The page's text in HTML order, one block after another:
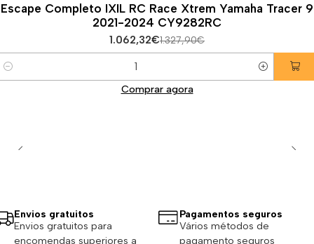
Escape Completo IXIL RC Race Xtrem Yamaha Tracer 9
2021-2024 CY9282RC
1.062,32€1.327,90€
Comprar agora
Envios gratuitos
Envios gratuitos para
encomendas superiores a
Pagamentos seguros
Vários métodos de
pagamento seguros